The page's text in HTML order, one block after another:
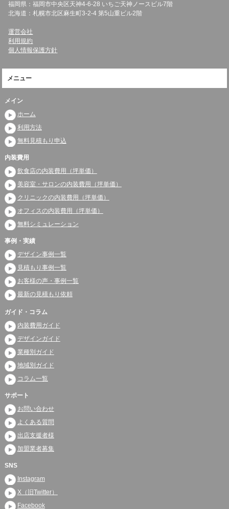
福岡県：福岡市中央区天神4-6-28 いちご天神ノースビル7階
北海道：札幌市北区麻生町3-2-4 第5山重ビル2階
運営会社
利用規約
個人情報保護方針
メニュー
メイン
ホーム
利用方法
無料見積もり申込
内装費用
飲食店の内装費用（坪単価）
美容室・サロンの内装費用（坪単価）
クリニックの内装費用（坪単価）
オフィスの内装費用（坪単価）
無料シミュレーション
事例・実績
デザイン事例一覧
見積もり事例一覧
お客様の声・事例一覧
最新の見積もり依頼
ガイド・コラム
内装費用ガイド
デザインガイド
業種別ガイド
地域別ガイド
コラム一覧
サポート
お問い合わせ
よくある質問
出店支援者様
加盟業者募集
SNS
Instagram
X（旧Twitter）
Facebook